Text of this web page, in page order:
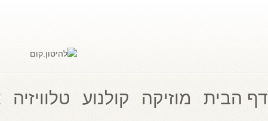
דף הבית מוזיקה קולנוע טלוויזיה